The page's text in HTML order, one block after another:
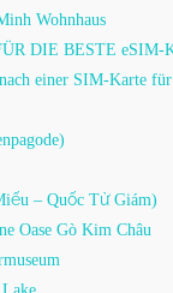
Wohnhaus
DIE BESTE eSIM-
einer SIM-Karte
– Quốc Tử Giám)
Oase Gò Kim Châu